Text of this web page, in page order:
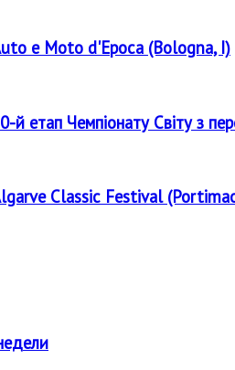
e Moto d'Epoca (Bologna, I)
й етап Чемпіонату Світу з
Classic Festival